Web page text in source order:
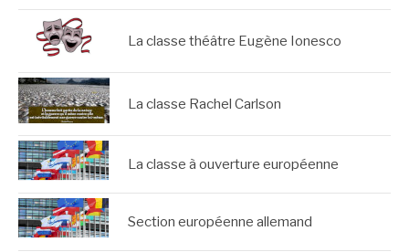
La classe théâtre Eugène Ionesco
La classe Rachel Carlson
La classe à ouverture européenne
Section européenne allemand